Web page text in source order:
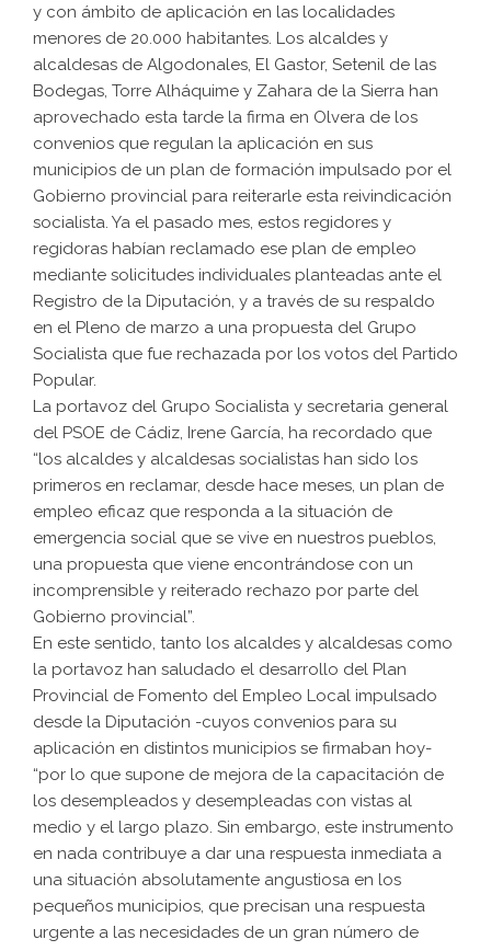
y con ámbito de aplicación en las localidades
menores de 20.000 habitantes. Los alcaldes y
alcaldesas de Algodonales, El Gastor, Setenil de las
Bodegas, Torre Alháquime y Zahara de la Sierra han
aprovechado esta tarde la firma en Olvera de los
convenios que regulan la aplicación en sus
municipios de un plan de formación impulsado por el
Gobierno provincial para reiterarle esta reivindicación
socialista. Ya el pasado mes, estos regidores y
regidoras habían reclamado ese plan de empleo
mediante solicitudes individuales planteadas ante el
Registro de la Diputación, y a través de su respaldo
en el Pleno de marzo a una propuesta del Grupo
Socialista que fue rechazada por los votos del Partido
Popular.
La portavoz del Grupo Socialista y secretaria general
del PSOE de Cádiz, Irene García, ha recordado que
“los alcaldes y alcaldesas socialistas han sido los
primeros en reclamar, desde hace meses, un plan de
empleo eficaz que responda a la situación de
emergencia social que se vive en nuestros pueblos,
una propuesta que viene encontrándose con un
incomprensible y reiterado rechazo por parte del
Gobierno provincial”.
En este sentido, tanto los alcaldes y alcaldesas como
la portavoz han saludado el desarrollo del Plan
Provincial de Fomento del Empleo Local impulsado
desde la Diputación -cuyos convenios para su
aplicación en distintos municipios se firmaban hoy-
“por lo que supone de mejora de la capacitación de
los desempleados y desempleadas con vistas al
medio y el largo plazo. Sin embargo, este instrumento
en nada contribuye a dar una respuesta inmediata a
una situación absolutamente angustiosa en los
pequeños municipios, que precisan una respuesta
urgente a las necesidades de un gran número de